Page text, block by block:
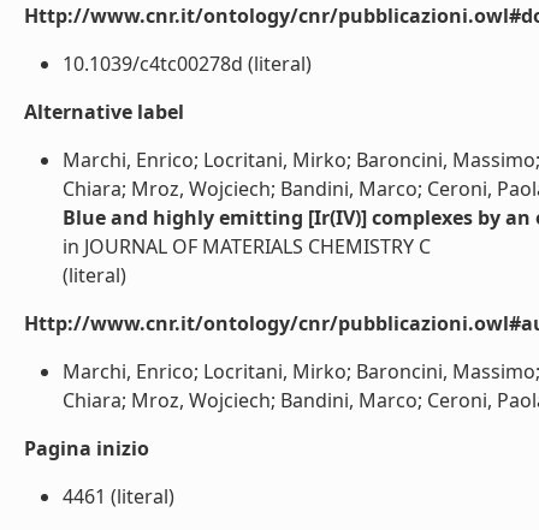
Http://www.cnr.it/ontology/cnr/
10.1039/c4tc00278d (literal)
Alternative label
Marchi, Enrico; Locritani, Mirko; Baroncini,
Chiara; Mroz, Wojciech; Bandini, Marco; Ceroni,
Blue and highly emitting [Ir(IV)] complexes by
in JOURNAL OF MATERIALS CHEMISTRY C
(literal)
Http://www.cnr.it/ontology/cnr/
Marchi, Enrico; Locritani, Mirko; Baroncini,
Chiara; Mroz, Wojciech; Bandini, Marco; Ceroni,
Pagina inizio
4461 (literal)